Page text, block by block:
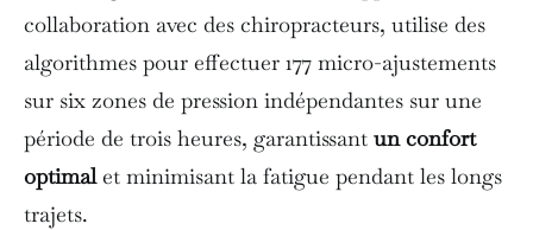
collaboration avec des chiropracteurs, utilise des
algorithmes pour effectuer 177 micro-ajustements
sur six zones de pression indépendantes sur une
période de trois heures, garantissant un confort
optimalet minimisant la fatigue pendant les longs
trajets.